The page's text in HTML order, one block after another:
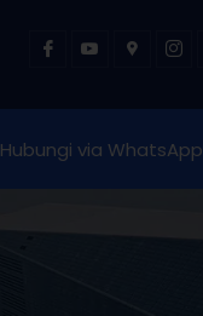
Hubungi via WhatsApp